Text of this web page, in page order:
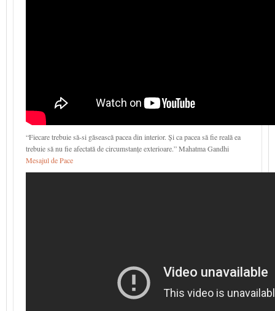
“Fiecare trebuie să-si găsească pacea din interior. Și ca pacea să fie reală ea
trebuie să nu fie afectată de circumstanțe exterioare.” Mahatma Gandhi
Mesajul de Pace